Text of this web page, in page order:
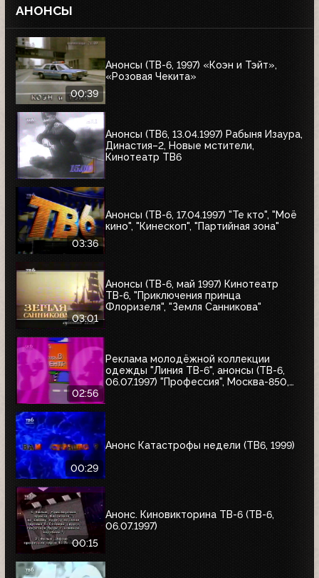
АНОНСЫ
00:39
Анонсы (ТВ-6, 1997) «Коэн и Тэйт»,
«Розовая Чекита»
Анонсы (ТВ6, 13.04.1997) Рабыня Изаура,
Династия–2, Новые мстители,
Кинотеатр ТВ6
03:36
Анонсы (ТВ-6, 17.04.1997) "Те кто", "Моё
кино", "Кинескоп", "Партийная зона"
03:01
Анонсы (ТВ-6, май 1997) Кинотеатр
ТВ-6, "Приключения принца
Флоризеля", "Земля Санникова"
02:56
Реклама молодёжной коллекции
одежды "Линия ТВ-6", анонсы (ТВ-6,
06.07.1997) "Профессия", Москва-850,
00:29
Анонс Катастрофы недели (ТВ6, 1999)
00:15
Анонс. Киновикторина ТВ-6 (ТВ-6,
06.07.1997)